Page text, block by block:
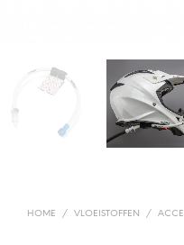
HOME / VLOEISTOFFEN /